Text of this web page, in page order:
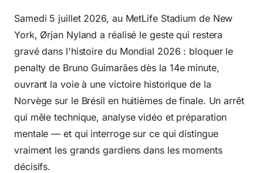
Samedi 5 juillet 2026, au MetLife Stadium de New
York, Ørjan Nyland a réalisé le geste qui restera
gravé dans l'histoire du Mondial 2026 : bloquer le
penalty de Bruno Guimarães dès la 14e minute,
ouvrant la voie à une victoire historique de la
Norvège sur le Brésil en huitièmes de finale. Un arrêt
qui mêle technique, analyse vidéo et préparation
mentale — et qui interroge sur ce qui distingue
vraiment les grands gardiens dans les moments
décisifs.